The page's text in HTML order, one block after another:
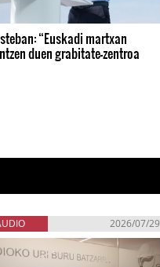
“Euskadi martxan
duen grabitate-zentroa
2026/07/29